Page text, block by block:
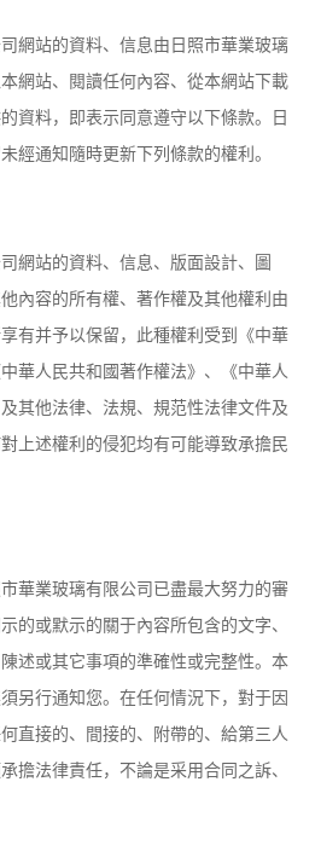
網站的資料、信息由日照市華業玻璃
網站、閱讀任何內容、從本網站下載
資料，即表示同意遵守以下條款。日
經通知隨時更新下列條款的權利。
網站的資料、信息、版面設計、圖
內容的所有權、著作權及其他權利由
有并予以保留，此種權利受到《中華
華人民共和國著作權法》、《中華人
其他法律、法規、規范性法律文件及
上述權利的侵犯均有可能導致承擔民
華業玻璃有限公司已盡最大努力的審
的或默示的關于內容所包含的文字、
述或其它事項的準確性或完整性。本
另行通知您。在任何情況下，對于因
直接的、間接的、附帶的、給第三人
擔法律責任，不論是采用合同之訴、